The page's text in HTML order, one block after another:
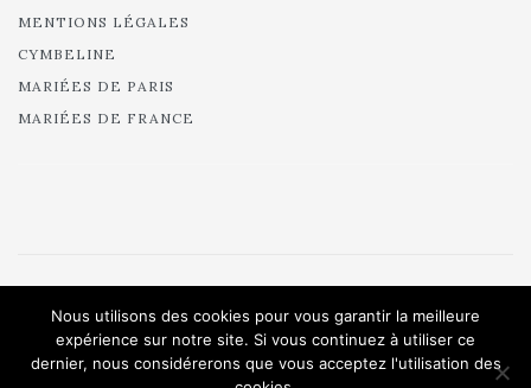
MENTIONS LÉGALES
CYMBELINE
MARIÉES DE PARIS
MARIÉES DE FRANCE
© 2024 Pour Un Oui - All rights reserved.
Nous utilisons des cookies pour vous garantir la meilleure
expérience sur notre site. Si vous continuez à utiliser ce
dernier, nous considérerons que vous acceptez l'utilisation des